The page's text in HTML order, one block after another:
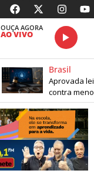
OUÇA AGORA
AO VIVO
Brasil
Aprovada
contra